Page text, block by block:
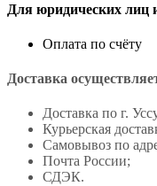
Для юридических лиц
Оплата по счёту
Доставка
Доставка по г.
Курьерская
Самовывоз по
Почта России;
СДЭК.